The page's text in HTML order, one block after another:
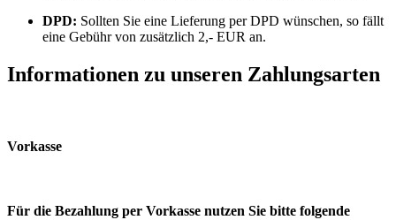
DPD: Sollten Sie eine Lieferung per DPD wünschen, so fällt
eine Gebühr von zusätzlich 2,- EUR an.
Informationen zu unseren Zahlungsarten
Vorkasse
Für die Bezahlung per Vorkasse nutzen Sie bitte folgende